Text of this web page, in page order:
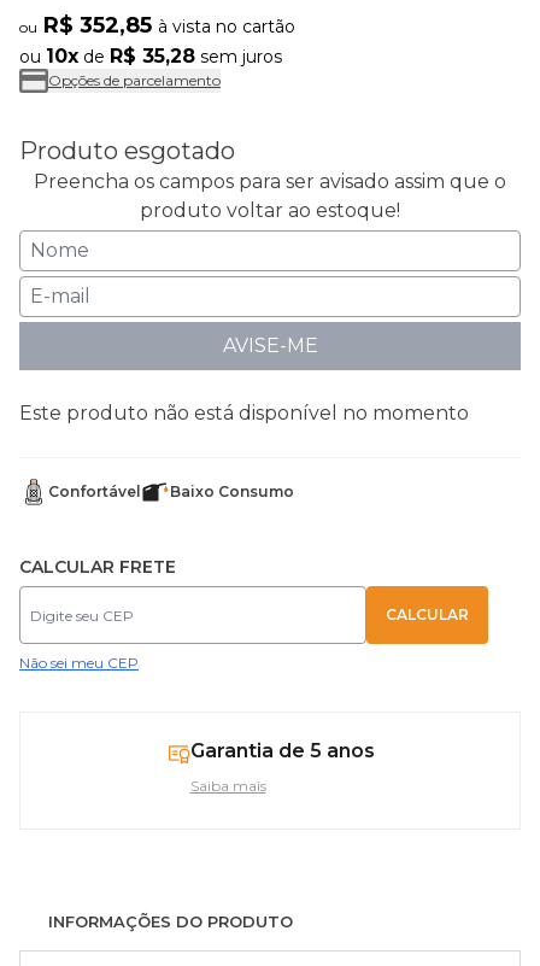
ou R$ 352,85 à vista no cartão
ou 10x de R$ 35,28 sem juros
Opções de parcelamento
Produto esgotado
Preencha os campos para ser avisado assim que o
produto voltar ao estoque!
AVISE-ME
Este produto não está disponível no momento
Confortável Baixo Consumo
CALCULAR FRETE
Não sei meu CEP
Garantia de 5 anos
Saiba mais
INFORMAÇÕES DO PRODUTO